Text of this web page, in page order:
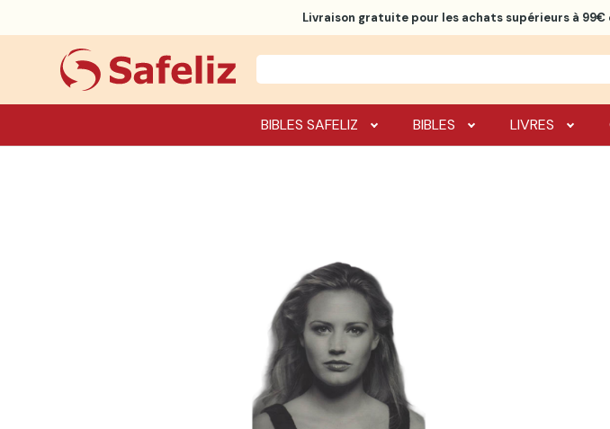
Livraison gratuitepour les achats supérieurs à 99€
BIBLES SAFELIZ BIBLES LIVRES